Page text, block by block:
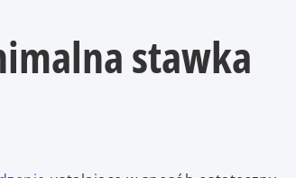
stawka